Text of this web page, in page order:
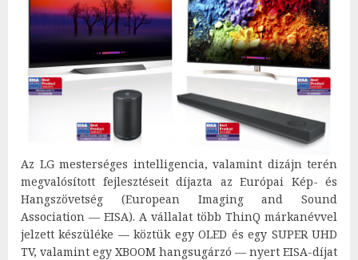
Az LG mesterséges intelligencia, valamint dizájn terén
megvalósított fejlesztéseit díjazta az Európai Kép- és
Hangszövetség (European Imaging and Sound
Association — EISA). A vállalat több ThinQ márkanévvel
jelzett készüléke — köztük egy OLED és egy SUPER UHD
TV, valamint egy XBOOM hangsugárzó — nyert EISA-díjat